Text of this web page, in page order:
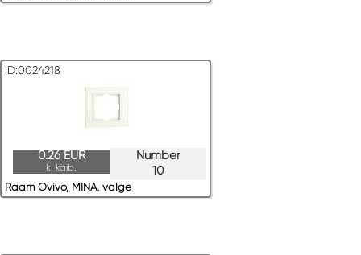
ID:0024218
Number
10
0.26 EUR
k. käib.
Raam Ovivo, MINA, valge